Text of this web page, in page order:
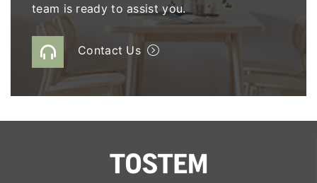
team is ready to assist you.
Contact Us